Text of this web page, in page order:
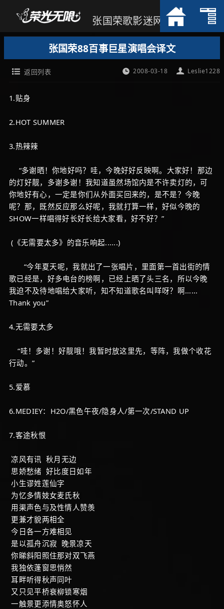
张国荣歌影迷网
张国荣88百事巨星演唱会译文
Leslie1228
2008-03-18
返回列表
1.贴身
2.HOT SUMMER
3.热辣辣
“多谢晒！你地好吗？哇，今晚好好反映啊。大家好！那边
的灯好靓，多谢多谢！我知道虽然场馆内是不许卖灯的，可
你地好有心，一定是你们从外面买回来的，是不是？今晚
呢？那，既然反应那么好呢，我就打算一样，好似今晚的
SHOW一样唱得好长好长给大家看，好不好？”
(《无需要太多》的音乐响起......)
“今年夏天呢，我就出了一张唱片，里面第一首出街的情
歌已经是，好多电台的榜啊，已经上晒了头三名，所以今晚
我迫不及待地唱给大家听，知不知道歌名叫咩呀？啊......
Thank you”
4.无需要太多
“哇！多谢！好靓哦！我暂时放这里先，等阵，我做个收花
行动。”
5.爱慕
6.MEDIEY：H2O/黑色午夜/隐身人/第一次/STAND UP
7.客途秋恨
凉风有讯 秋月无边
思娇愁绪 好比度日如年
小生谬姓莲仙字
为忆多情妓女麦氏秋
用渠声色与及性情人赞羡
更兼才貌两相全
今日各一方难相见
是以孤舟沉寂 晚景凉天
你睇斜阳照住那对双飞燕
我独依蓬窗思悄然
耳畔听得秋声同叶
又只见平桥衰柳锁寒烟
一触景更添情奥怒怀人